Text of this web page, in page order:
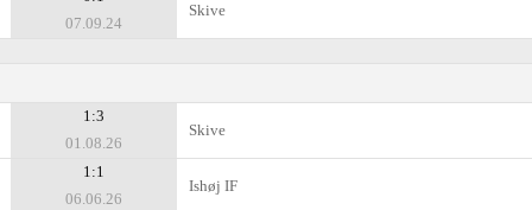
07.09.24
Skive
1:3
01.08.26
Skive
1:1
06.06.26
Ishøj IF